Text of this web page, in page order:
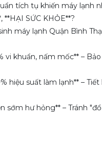
tích tụ khiến máy lạnh
**HẠI SỨC KHỎE**?
máy lạnh Quận Bình
vi khuẩn, nấm mốc** –
hiệu suất làm lạnh** –
sớm hư hỏng** – Tránh